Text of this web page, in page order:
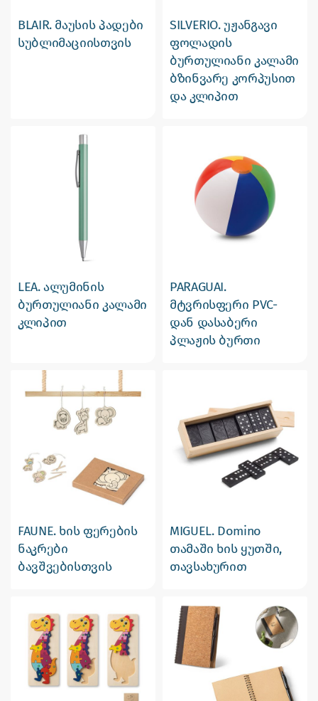
BLAIR. მაუსის პადები
სუბლიმაციისთვის
SILVERIO. უჟანგავი
ფოლადის
ბურთულიანი კალამი
ბზინვარე კორპუსით
და კლიპით
LEA. ალუმინის
ბურთულიანი კალამი
კლიპით
PARAGUAI.
მტვრისფერი PVC-
დან დასაბერი
პლაჟის ბურთი
FAUNE. ხის ფერების
ნაკრები
ბავშვებისთვის
MIGUEL. Domino
თამაში ხის ყუთში,
თავსახურით